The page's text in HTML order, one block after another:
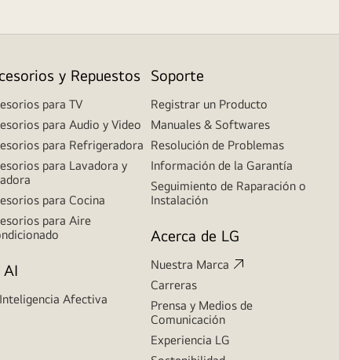
y Repuestos
para TV
para Audio y Video
para Refrigeradora
para Lavadora y
para Cocina
para Aire
AI
Afectiva
Soporte
Registrar un Producto
Manuales & Softwares
Resolución de Problemas
Información de la Garantía
Seguimiento de Raparación o
Instalación
Acerca de LG
Nuestra Marca
Carreras
Prensa y Medios de
Comunicación
Experiencia LG